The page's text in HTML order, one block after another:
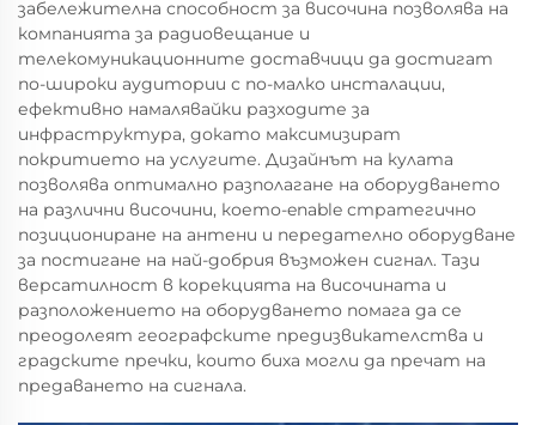
забележителна способност за височина позволява на
компанията за радиовещание и
телекомуникационните доставчици да достигат
по-широки аудитории с по-малко инсталации,
ефективно намалявайки разходите за
инфраструктура, докато максимизират
покритието на услугите. Дизайнът на кулата
позволява оптимално разполагане на оборудването
на различни височини, което-enable стратегично
позициониране на антени и передателно оборудване
за постигане на най-добрия възможен сигнал. Тази
версатилност в корекцията на височината и
разположението на оборудването помага да се
преодолеят географските предизвикателства и
градските пречки, които биха могли да пречат на
предаването на сигнала.